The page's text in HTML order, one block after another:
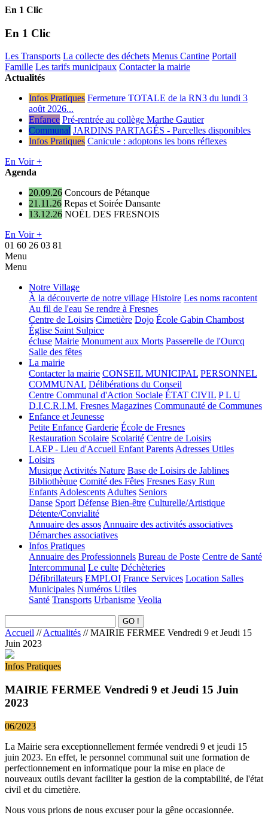
En 1 Clic
En 1 Clic
Les Transports La collecte des déchets Menus Cantine Portail
Famille Les tarifs municipaux Contacter la mairie
Actualités
Infos Pratiques Fermeture TOTALE de la RN3 du lundi 3
août 2026...
Enfance Pré-rentrée au collège Marthe Gautier
Communal JARDINS PARTAGÉS - Parcelles disponibles
Infos Pratiques Canicule : adoptons les bons réflexes
En Voir +
Agenda
20.09.26 Concours de Pétanque
21.11.26 Repas et Soirée Dansante
13.12.26 NOËL DES FRESNOIS
En Voir +
01 60 26 03 81
Menu
Menu
Notre Village
À la découverte de notre village Histoire Les noms racontent
Au fil de l'eau Se rendre à Fresnes
Centre de Loisirs Cimetière Dojo École Gabin Chambost
Église Saint Sulpice
écluse Mairie Monument aux Morts Passerelle de l'Ourcq
Salle des fêtes
La mairie
Contacter la mairie CONSEIL MUNICIPAL PERSONNEL
COMMUNAL Délibérations du Conseil
Centre Communal d'Action Sociale ÉTAT CIVIL P L U
D.I.C.R.I.M. Fresnes Magazines Communauté de Communes
Enfance et Jeunesse
Petite Enfance Garderie École de Fresnes
Restauration Scolaire Scolarité Centre de Loisirs
LAEP - Lieu d'Accueil Enfant ParentsAdresses Utiles
Loisirs
MusiqueActivités Nature Base de Loisirs de Jablines
Bibliothèque Comité des Fêtes Fresnes Easy Run
EnfantsAdolescentsAdultes Seniors
Danse Sport Défense Bien-être Culturelle/Artistique
Détente/Convialité
Annuaire des assosAnnuaire des activités associatives
Démarches associatives
Infos Pratiques
Annuaire des Professionnels Bureau de Poste Centre de Santé
Intercommunal Le culte Déchèteries
Défibrillateurs EMPLOI France Services Location Salles
Municipales Numéros Utiles
Santé Transports Urbanisme Veolia
Accueil //Actualités // MAIRIE FERMEE Vendredi 9 et Jeudi 15
Juin 2023
Infos Pratiques
MAIRIE FERMEE Vendredi 9 et Jeudi 15 Juin
2023
06/2023
La Mairie sera exceptionnellement fermée vendredi 9 et jeudi 15
juin 2023. En effet, le personnel communal suit une formation de
perfectionnement en informatique pour la mise en place de
nouveaux outils devant faciliter la gestion de la comptabilité, de l'état
civil et du cimetière.
Nous vous prions de nous excuser pour la gêne occasionnée.